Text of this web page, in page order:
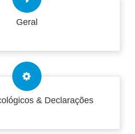
Geral
& Declarações